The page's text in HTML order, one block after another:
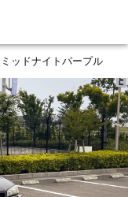
ッドナイトパープル